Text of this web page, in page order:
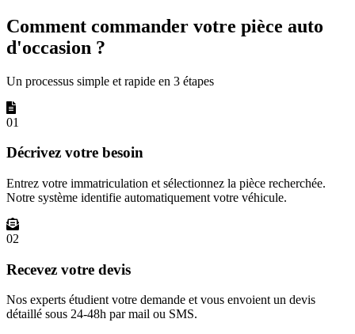
Comment commander votre pièce auto
d'occasion ?
Un processus simple et rapide en 3 étapes
01
Décrivez votre besoin
Entrez votre immatriculation et sélectionnez la pièce recherchée.
Notre système identifie automatiquement votre véhicule.
02
Recevez votre devis
Nos experts étudient votre demande et vous envoient un devis
détaillé sous 24-48h par mail ou SMS.